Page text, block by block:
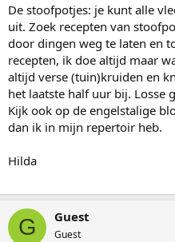
De stoofpotjes: je kunt alle
uit. Zoek recepten van
door dingen weg te laten en
recepten, ik doe altijd maar
altijd verse (tuin)kruiden en
het laatste half uur bij. Losse
Kijk ook op de engelstalige
dan ik in mijn repertoir heb.
Hilda
G Guest
Guest